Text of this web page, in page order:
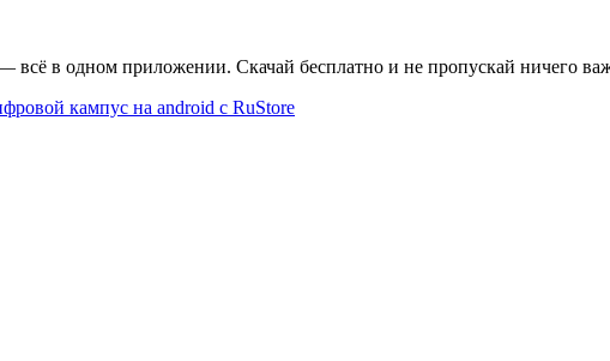
в одном приложении. Скачай бесплатно и не пропускай ничего